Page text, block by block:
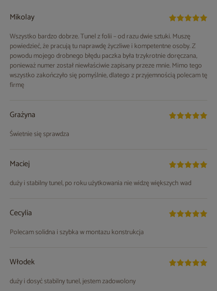
Mikolay
Wszystko bardzo dobrze. Tunel z folii – od razu dwie sztuki. Muszę
powiedzieć, że pracują tu naprawdę życzliwe i kompetentne osoby. Z
powodu mojego drobnego błędu paczka była trzykrotnie doręczana,
ponieważ numer został niewłaściwie zapisany przeze mnie. Mimo tego
wszystko zakończyło się pomyślnie, dlatego z przyjemnością polecam tę
firmę
Grażyna
Świetnie się sprawdza
Maciej
duży i stabilny tunel, po roku użytkowania nie widzę większych wad
Cecylia
Polecam solidna i szybka w montazu konstrukcja
Włodek
duży i dosyć stabilny tunel, jestem zadowolony